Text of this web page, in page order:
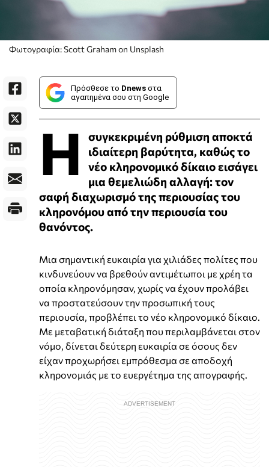
Φωτογραφία: Scott Graham on Unsplash
Πρόσθεσε το Dnews στα
αγαπημένα σου στη Google
Η
συγκεκριμένη ρύθμιση αποκτά
ιδιαίτερη βαρύτητα, καθώς το
νέο κληρονομικό δίκαιο εισάγει
μια θεμελιώδη αλλαγή: τον
σαφή διαχωρισμό της περιουσίας του
κληρονόμου από την περιουσία του
θανόντος.
Μια σημαντική ευκαιρία για χιλιάδες πολίτες που
κινδυνεύουν να βρεθούν αντιμέτωποι με χρέη τα
οποία κληρονόμησαν, χωρίς να έχουν προλάβει
να προστατεύσουν την προσωπική τους
περιουσία, προβλέπει το νέο κληρονομικό δίκαιο.
Με μεταβατική διάταξη που περιλαμβάνεται στον
νόμο, δίνεται δεύτερη ευκαιρία σε όσους δεν
είχαν προχωρήσει εμπρόθεσμα σε αποδοχή
κληρονομιάς με το ευεργέτημα της απογραφής.